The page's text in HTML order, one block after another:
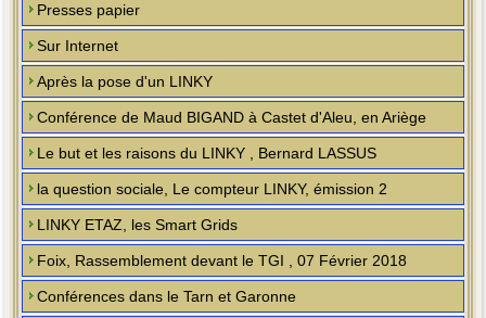
Presses papier
Sur Internet
Après la pose d'un LINKY
Conférence de Maud BIGAND à Castet d'Aleu, en Ariège
Le but et les raisons du LINKY , Bernard LASSUS
la question sociale, Le compteur LINKY, émission 2
LINKY ETAZ, les Smart Grids
Foix, Rassemblement devant le TGI , 07 Février 2018
Conférences dans le Tarn et Garonne